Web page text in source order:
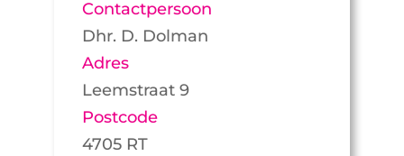
Contactpersoon
Dhr. D. Dolman
Adres
Leemstraat 9
Postcode
4705 RT